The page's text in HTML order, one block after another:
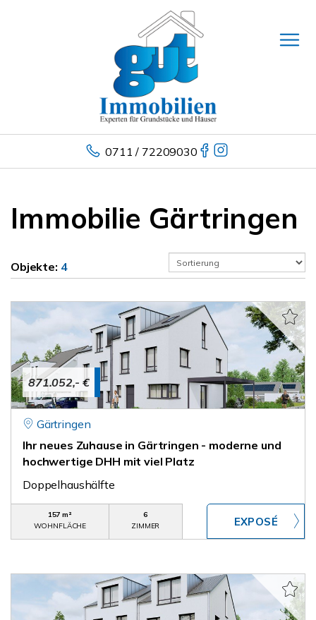
0711 / 72209030
Immobilie Gärtringen
Objekte: 4
871.052,- €
Gärtringen
Ihr neues Zuhause in Gärtringen - moderne und
hochwertige DHH mit viel Platz
Doppelhaushälfte
157 m²
WOHNFLÄCHE
6
ZIMMER